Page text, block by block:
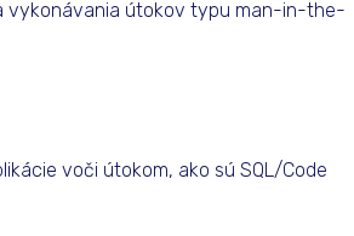
vykonávania útokov typu man-in-the-
voči útokom, ako sú SQL/Code